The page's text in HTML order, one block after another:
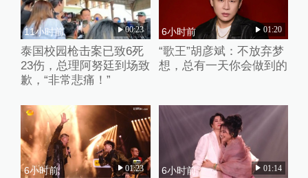
11小时前 00:23
泰国校园枪击案已致6死
23伤，总理阿努廷到场致
歉，“非常悲痛！”
6小时前 01:20
“歌王”胡彦斌：不放弃梦
想，总有一天你会做到的
6小时前 01:23 6小时前 01:14